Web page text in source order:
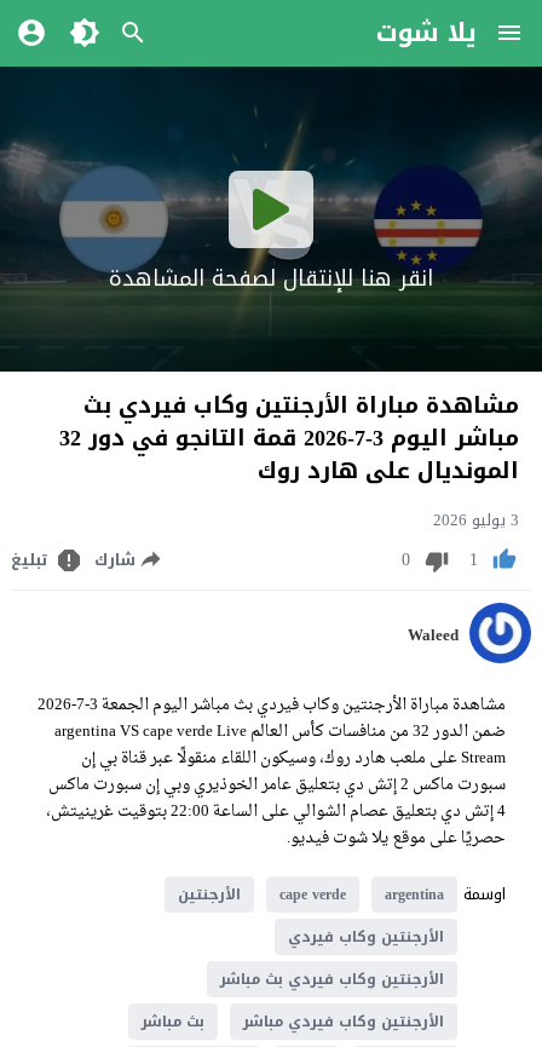
يلا شوت
انقر هنا للإنتقال لصفحة المشاهدة
مشاهدة مباراة الأرجنتين وكاب فيردي بث
مباشر اليوم 3-7-2026 قمة التانجو في دور 32
المونديال على هارد روك
3 يوليو 2026
1
0 شارك تبليغ
Waleed
مشاهدة مباراة الأرجنتين وكاب فيردي بث مباشر اليوم الجمعة 3-7-2026
ضمن الدور 32 من منافسات كأس العالم argentina VS cape verde Live
Stream على ملعب هارد روك، وسيكون اللقاء منقولًا عبر قناة بي إن
سبورت ماكس 2 إتش دي بتعليق عامر الخوذيري وبي إن سبورت ماكس
4 إتش دي بتعليق عصام الشوالي على الساعة 22:00 بتوقيت غرينيتش،
حصريًا على موقع يلا شوت فيديو.
اوسمة
argentina
cape verde
الأرجنتين
الأرجنتين وكاب فيردي
الأرجنتين وكاب فيردي بث مباشر
الأرجنتين وكاب فيردي مباشر
بث مباشر